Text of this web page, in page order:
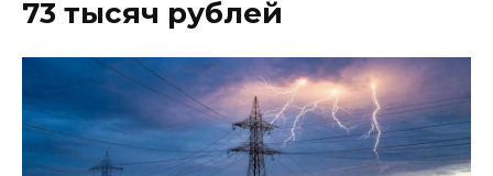
73 тысяч рублей